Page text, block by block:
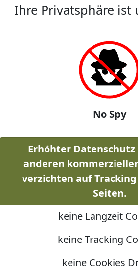
Ihre Privatsphäre ist
No Spy
Erhöhter
anderen
verzichten auf
Seiten.
keine Langzeit
keine Tracking
keine Cookies